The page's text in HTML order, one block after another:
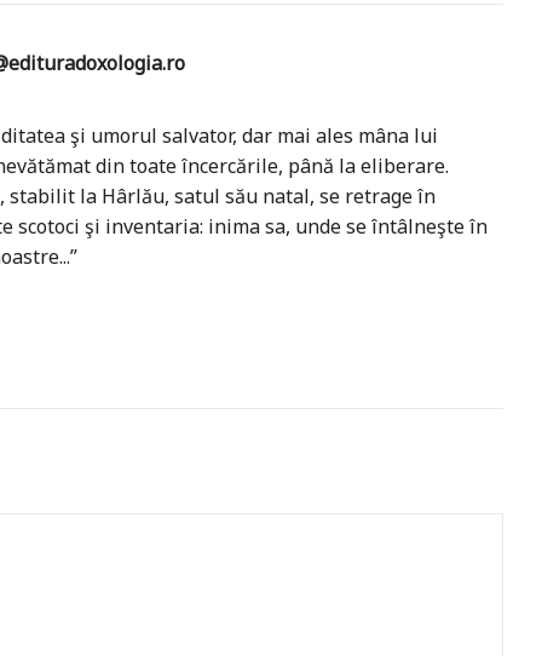
şi umorul salvator, dar mai ales mâna lui
din toate încercările, până la eliberare.
la Hârlău, satul său natal, se retrage în
şi inventaria: inima sa, unde se întâlneşte în